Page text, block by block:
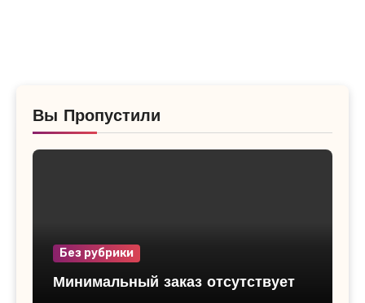
Вы Пропустили
Без рубрики
Минимальный заказ отсутствует